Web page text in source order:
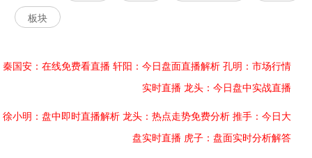
板块
秦国安：在线免费看直播 轩阳：今日盘面直播解析 孔明：市场行情
实时直播 龙头：今日盘中实战直播
徐小明：盘中即时直播解析 龙头：热点走势免费分析 推手：今日大
盘实时直播 虎子：盘面实时分析解答